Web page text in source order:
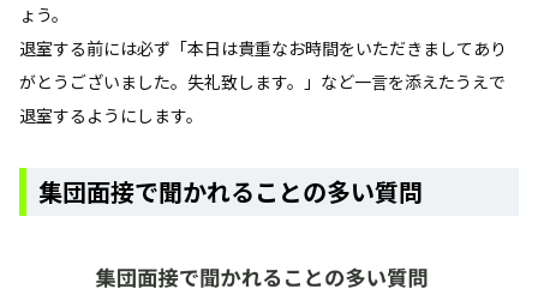
ょう。
退室する前には必ず「本日は貴重なお時間をいただきましてあり
がとうございました。失礼致します。」など一言を添えたうえで
退室するようにします。
集団面接で聞かれることの多い質問